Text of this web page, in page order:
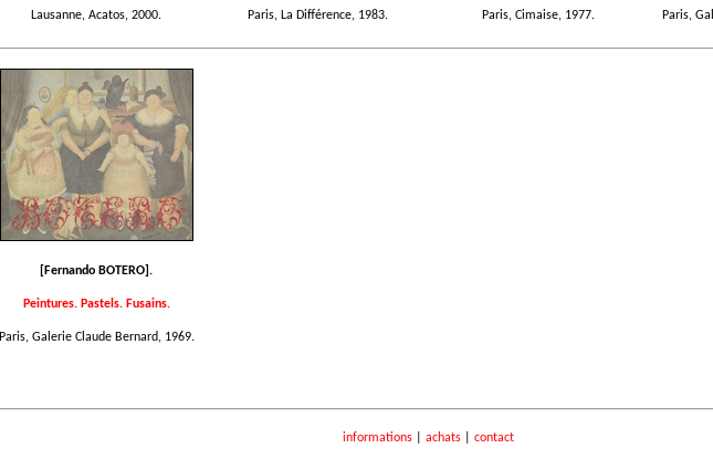
Lausanne, Acatos, 2000. Paris, La Différence, 1983. Paris, Cimaise, 1977. Paris,
[Fernando BOTERO].
Peintures. Pastels. Fusains.
Paris, Galerie Claude Bernard, 1969.
informations| achats| contact